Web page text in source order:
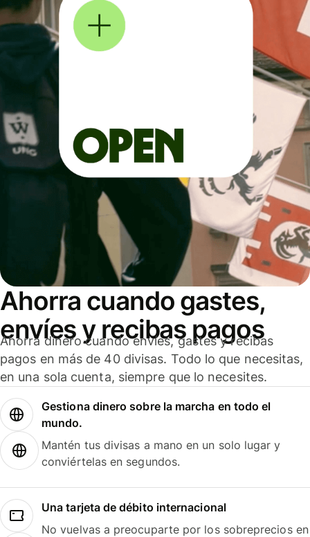
Ahorra cuando gastes,
envíes y recibas pagos
Ahorra dinero cuando envíes, gastes y recibas
pagos en más de 40 divisas. Todo lo que necesitas,
en una sola cuenta, siempre que lo necesites.
Gestiona dinero sobre la marcha en todo el
mundo.
Mantén tus divisas a mano en un solo lugar y
conviértelas en segundos.
Una tarjeta de débito internacional
No vuelvas a preocuparte por los sobreprecios en